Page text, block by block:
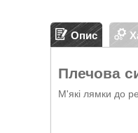
Опис
Плечова
М'які лямки до